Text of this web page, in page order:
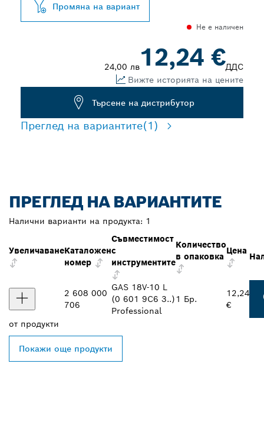
Промяна на вариант
Не е наличен
24,00 лв12,24 €ДДС
Вижте историята на цените
Търсене на дистрибутор
Преглед на вариантите(1)
ПРЕГЛЕД НА ВАРИАНТИТЕ
Налични варианти на продукта: 1
УвеличаванеКаталожен
номер
Съвместимост
с
инструментите
Количество
в опаковка
Цена
2 608 000
706
GAS 18V-10 L
(0 601 9C6 3..)
Professional
1 Бр.
12,24
€
от продукти
Покажи още продукти